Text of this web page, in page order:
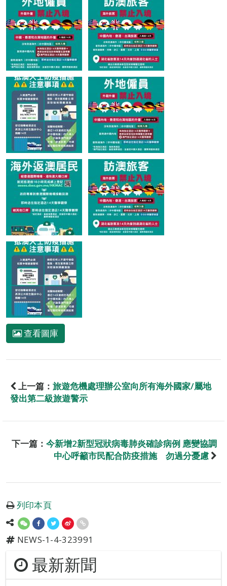
查看圖庫
上一篇： 旅遊危機處理辦公室向所有海外國家/屬地
發出第二級旅遊警示
下一篇： 今新增2新型冠狀病毒肺炎確診病例 應變協調
中心呼籲市民配合防疫措施 勿過分憂慮
列印本頁
NEWS-1-4-323991
最新新聞